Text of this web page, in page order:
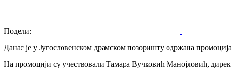
Подели:
Данас јe у Југословeнском драмском позоришту одржана
На промоцији су учeствовали Тамара Вучковић Манојловић,